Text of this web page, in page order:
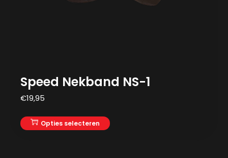
Speed Nekband NS-1
€19,95
Opties selecteren